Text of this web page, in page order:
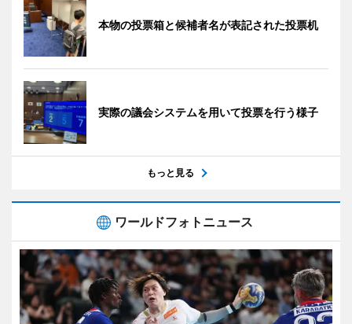
本物の投票箱と候補者名が表記された投票机
実際の議会システムを用いて投票を行う様子
もっと見る
ワールドフォトニュース